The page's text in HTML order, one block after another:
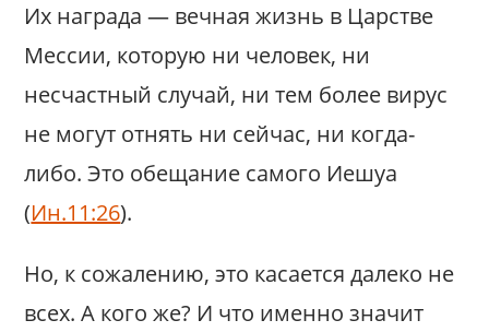
Их награда — вечная жизнь в Царстве
Мессии, которую ни человек, ни
несчастный случай, ни тем более вирус
не могут отнять ни сейчас, ни когда-
либо. Это обещание самого Иешуа
(Ин.11:26).
Но, к сожалению, это касается далеко не
всех. А кого же? И что именно значит